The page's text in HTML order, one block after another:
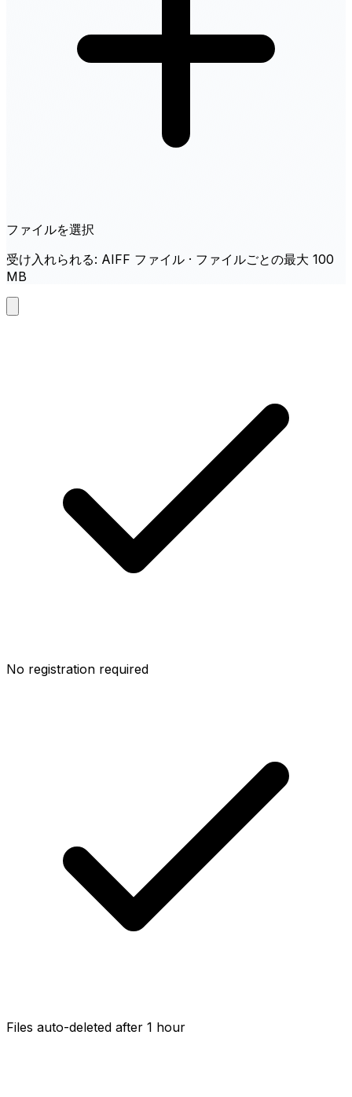
ファイルを選択
受け入れられる: AIFF ファイル · ファイルごとの最大 100
MB
No registration required
Files auto-deleted after 1 hour